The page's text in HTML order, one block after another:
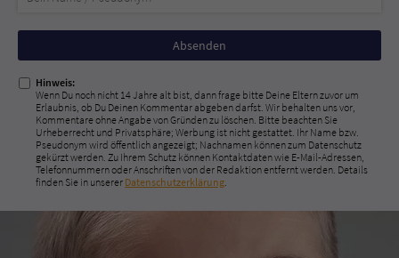
Nicht
ausfüllen!
Hinweis:
Wenn Du noch nicht 14 Jahre alt bist, dann frage bitte Deine Eltern zuvor um
Erlaubnis, ob Du Deinen Kommentar abgeben darfst. Wir behalten uns vor,
Kommentare ohne Angabe von Gründen zu löschen. Bitte beachten Sie
Urheberrecht und Privatsphäre; Werbung ist nicht gestattet. Ihr Name bzw.
Pseudonym wird öffentlich angezeigt; Nachnamen können zum Datenschutz
gekürzt werden. Zu Ihrem Schutz können Kontaktdaten wie E-Mail-Adressen,
Telefonnummern oder Anschriften von der Redaktion entfernt werden. Details
finden Sie in unserer Datenschutzerklärung